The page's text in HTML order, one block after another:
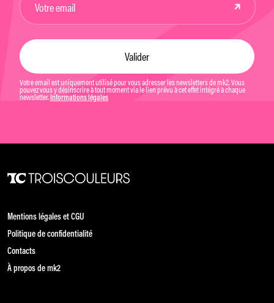
Votre email est uniquement utilisé pour vous adresser les newsletters de mk2. Vous
pouvez vous y désinscrire à tout moment via le lien prévu à cet effet intégré à chaque
newsletter. Informations légales
Mentions légales et CGU
Politique de confidentialité
Contacts
À propos de mk2